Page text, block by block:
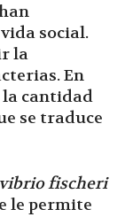
social.
la
En
la cantidad
se traduce
vibrio fischeri
le permite